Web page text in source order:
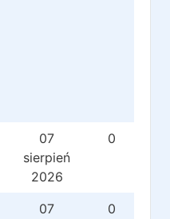
07
sierpień
2026
0
07
0